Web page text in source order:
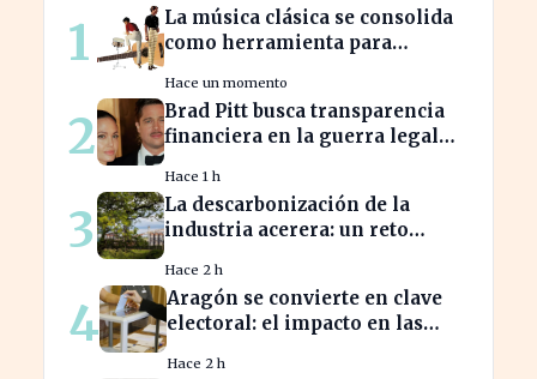
1
La música clásica se consolida
como herramienta para
empresas
Hace un momento
2
Brad Pitt busca transparencia
financiera en la guerra legal
Hace 1 h
3
La descarbonización de la
industria acerera: un reto
Hace 2 h
4
Aragón se convierte en clave
electoral: el impacto en las
Hace 2 h